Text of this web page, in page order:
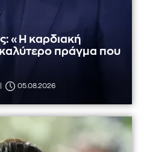
«Η καρδιακή
πράγμα που
05.08.2026